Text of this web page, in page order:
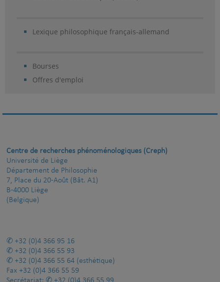
Lexique philosophique français-allemand
Bourses
Offres d'emploi
Centre de recherches phénoménologiques (Creph)
Université de Liège
Département de Philosophie
7, Place du 20-Août (Bât. A1)
B-4000 Liège
(Belgique)
+32 (0)4 366 95 16
+32 (0)4 366 55 93
+32 (0)4 366 55 64 (esthétique)
Fax +32 (0)4 366 55 59